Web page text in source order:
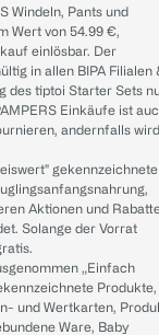
Windeln, Pants und
Wert von 54.99 €,
einlösbar. Der
in allen BIPA Filialen
des tiptoi Starter Sets
Einkäufe ist
andernfalls wird
gekennzeichnete
Aktionen und
Solange der Vorrat
„Einfach
Produkte,
und Wertkarten,
Ware, Baby